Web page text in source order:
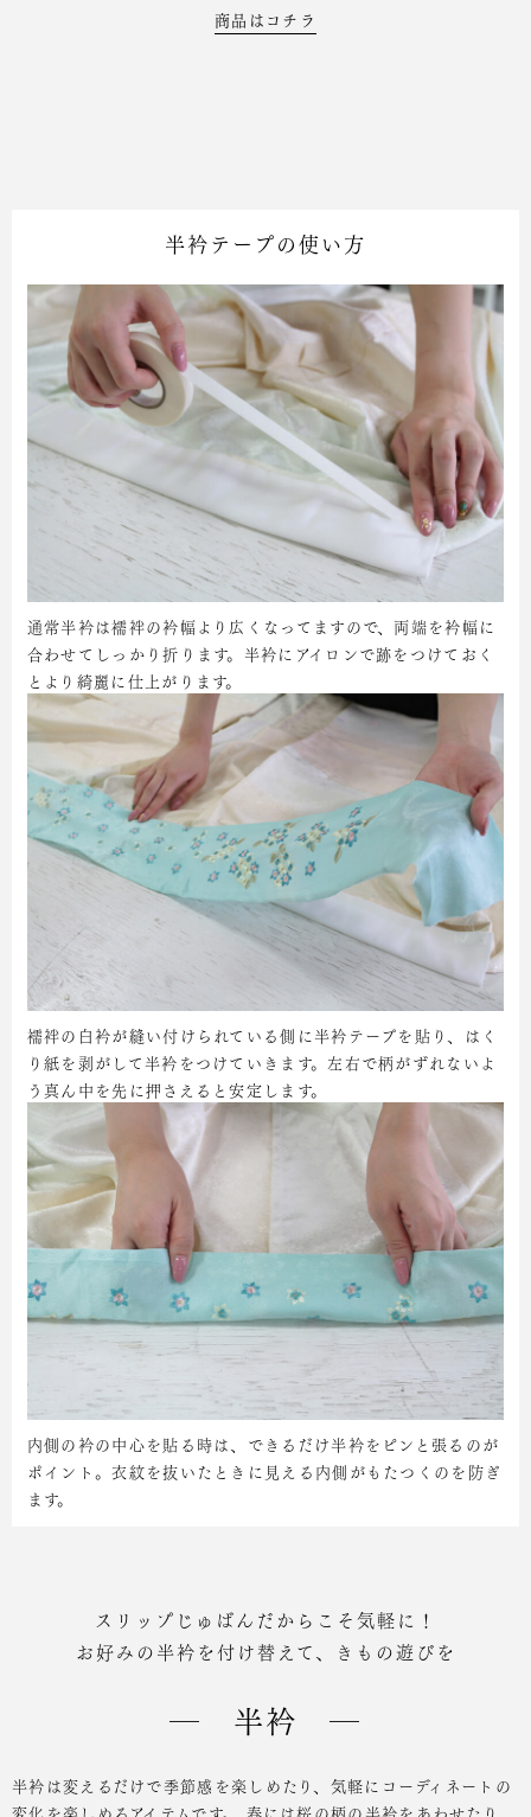
商品はコチラ
半衿テープの使い方
通常半衿は襦袢の衿幅より広くなってますので、両端を衿幅に
合わせてしっかり折ります。半衿にアイロンで跡をつけておく
とより綺麗に仕上がります。
襦袢の白衿が縫い付けられている側に半衿テープを貼り、はく
り紙を剥がして半衿をつけていきます。左右で柄がずれないよ
う真ん中を先に押さえると安定します。
内側の衿の中心を貼る時は、できるだけ半衿をピンと張るのが
ポイント。衣紋を抜いたときに見える内側がもたつくのを防ぎ
ます。
スリップじゅばんだからこそ気軽に！
お好みの半衿を付け替えて、きもの遊びを
― 半衿 ―
半衿は変えるだけで季節感を楽しめたり、気軽にコーディネートの
変化を楽しめるアイテムです。 春には桜の柄の半衿をあわせたり、